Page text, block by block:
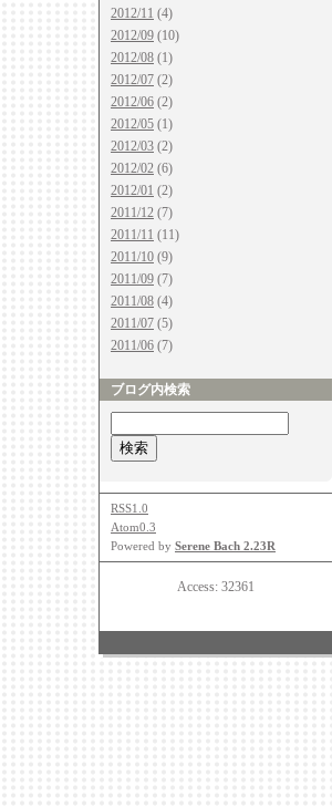
2012/11 (4)
2012/09 (10)
2012/08 (1)
2012/07 (2)
2012/06 (2)
2012/05 (1)
2012/03 (2)
2012/02 (6)
2012/01 (2)
2011/12 (7)
2011/11 (11)
2011/10 (9)
2011/09 (7)
2011/08 (4)
2011/07 (5)
2011/06 (7)
ブログ内検索
RSS1.0
Atom0.3
Powered by Serene Bach 2.23R
Access: 32361